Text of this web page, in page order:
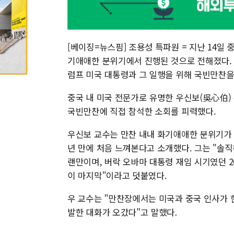
[베이징=뉴스핌] 조용성 특파원 = 지난 14일
기애애한 분위기에서 진행된 것으로 전해졌
럼프 미국 대통령과 그 일행을 위해 국빈만찬
중국 내 미국 전문가로 유명한 우신보(吳心伯
국빈만찬에 직접 참석한 소회를 피력했다.
우신보 교수는 만찬 내내 화기애애한 분위기
년 만에 처음 느껴본다고 소개했다. 그는 "솔
랜만이며, 버락 오바마 대통령 재임 시기였던
이 마지막"이라고 덧붙였다.
우 교수는 "만찬장에서는 미국과 중국 인사가
발한 대화가 오갔다"고 말했다.